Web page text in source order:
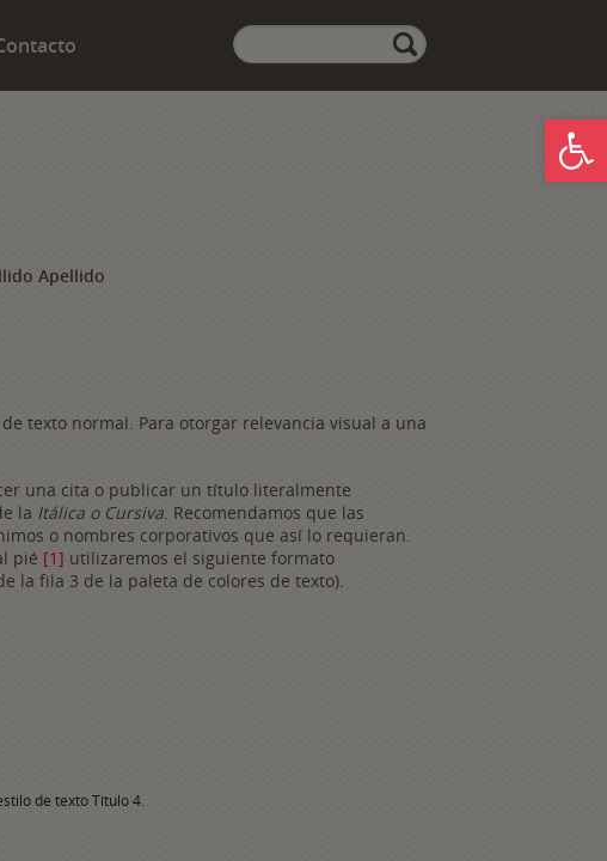
Realiza
aquí
tu
Apellido
texto normal. Para otorgar relevancia visual a una
una cita o publicar un título literalmente
la Itálica o Cursiva . Recomendamos que las
o nombres corporativos que así lo requieran.
pié [1] utilizaremos el siguiente formato
la fila 3 de la paleta de colores de texto)
de texto Título 4.